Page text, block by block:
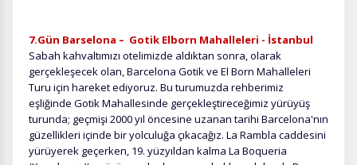
7.Gün Barselona – Gotik Elborn Mahalleleri - İstanbul
Sabah kahvaltımızı otelimizde aldıktan sonra, olarak
gerçekleşecek olan, Barcelona Gotik ve El Born Mahalleleri
Turu için hareket ediyoruz. Bu turumuzda rehberimiz
eşliğinde Gotik Mahallesinde gerçekleştireceğimiz yürüyüş
turunda; geçmişi 2000 yıl öncesine uzanan tarihi Barcelona'nın
güzellikleri içinde bir yolculuğa çıkacağız. La Rambla caddesini
yürüyerek geçerken, 19. yüzyıldan kalma La Boqueria